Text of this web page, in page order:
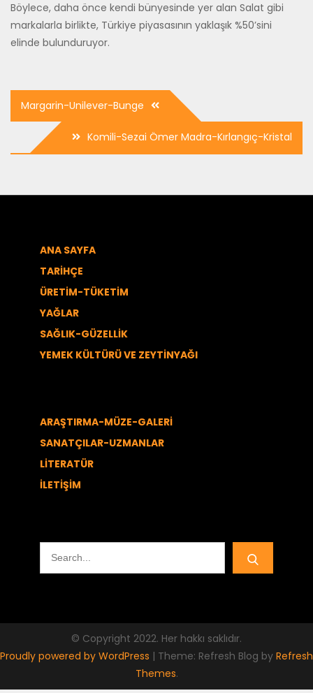
Böylece, daha önce kendi bünyesinde yer alan Salat gibi
markalarla birlikte, Türkiye piyasasının yaklaşık %50’sini
elinde bulunduruyor.
Yazı
dolaşımı
Margarin-Unilever-Bunge
Komili-Sezai Ömer Madra-Kırlangıç-Kristal
ANA SAYFA
TARİHÇE
ÜRETİM-TÜKETİM
YAĞLAR
SAĞLIK-GÜZELLİK
YEMEK KÜLTÜRÜ VE ZEYTİNYAĞI
ARAŞTIRMA-MÜZE-GALERİ
SANATÇILAR-UZMANLAR
LİTERATÜR
İLETİŞİM
Search
for:
© Copyright 2022. Her hakkı saklıdır.
Proudly powered by WordPress | Theme: Refresh Blog by Refresh
Themes.